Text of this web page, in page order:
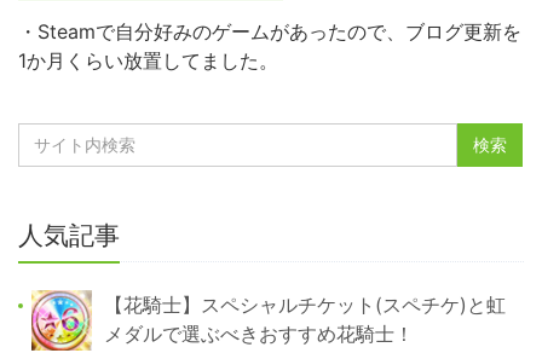
・Steamで自分好みのゲームがあったので、ブログ更新を
1か月くらい放置してました。
人気記事
【花騎士】スペシャルチケット(スペチケ)と虹
メダルで選ぶべきおすすめ花騎士！